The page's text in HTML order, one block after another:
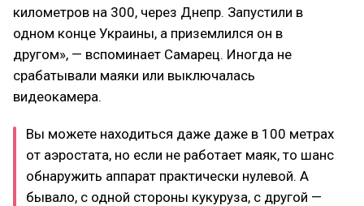
километров на 300, через Днепр. Запустили в
одном конце Украины, а приземлился он в
другом», — вспоминает Самарец. Иногда не
срабатывали маяки или выключалась
видеокамера.
Вы можете находиться даже даже в 100 метрах
от аэростата, но если не работает маяк, то шанс
обнаружить аппарат практически нулевой. А
бывало, с одной стороны кукуруза, с другой —